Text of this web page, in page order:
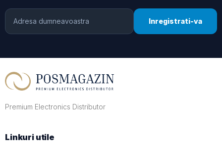
Inregistrati-va
Premium Electronics Distributor
Linkuri utile